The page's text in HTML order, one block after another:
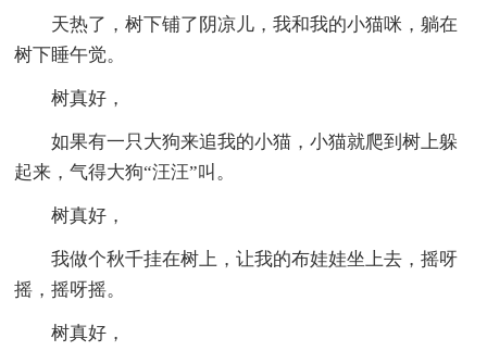
天热了，树下铺了阴凉儿，我和我的小猫咪，躺在
树下睡午觉。
树真好，
如果有一只大狗来追我的小猫，小猫就爬到树上躲
起来，气得大狗“汪汪”叫。
树真好，
我做个秋千挂在树上，让我的布娃娃坐上去，摇呀
摇，摇呀摇。
树真好，